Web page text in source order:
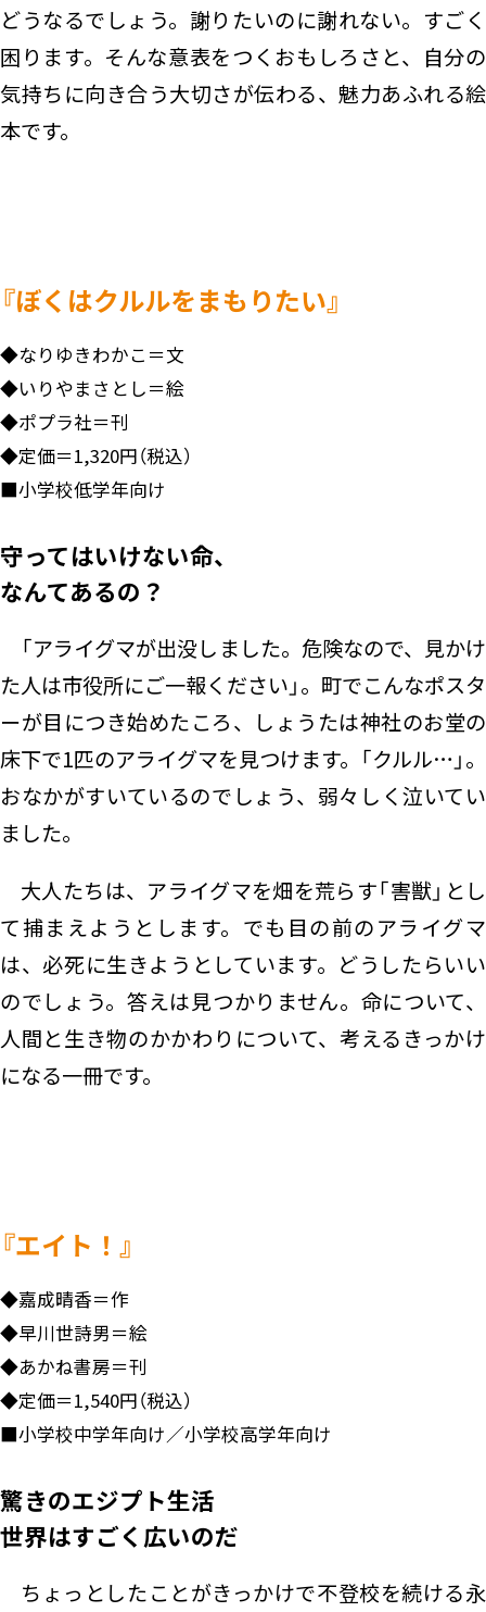
どうなるでしょう。謝りたいのに謝れない。すごく
困ります。そんな意表をつくおもしろさと、自分の
気持ちに向き合う大切さが伝わる、魅力あふれる絵
本です。
『ぼくはクルルをまもりたい』
◆なりゆきわかこ＝文
◆いりやまさとし＝絵
◆ポプラ社＝刊
◆定価＝1,320円（税込）
■小学校低学年向け
守ってはいけない命、
なんてあるの？
「アライグマが出没しました。危険なので、見かけ
た人は市役所にご一報ください」。町でこんなポスタ
ーが目につき始めたころ、しょうたは神社のお堂の
床下で1匹のアライグマを見つけます。「クルル…」。
おなかがすいているのでしょう、弱々しく泣いてい
ました。
大人たちは、アライグマを畑を荒らす「害獣」とし
て捕まえようとします。でも目の前のアライグマ
は、必死に生きようとしています。どうしたらいい
のでしょう。答えは見つかりません。命について、
人間と生き物のかかわりについて、考えるきっかけ
になる一冊です。
『エイト！』
◆嘉成晴香＝作
◆早川世詩男＝絵
◆あかね書房＝刊
◆定価＝1,540円（税込）
■小学校中学年向け／小学校高学年向け
驚きのエジプト生活
世界はすごく広いのだ
ちょっとしたことがきっかけで不登校を続ける永